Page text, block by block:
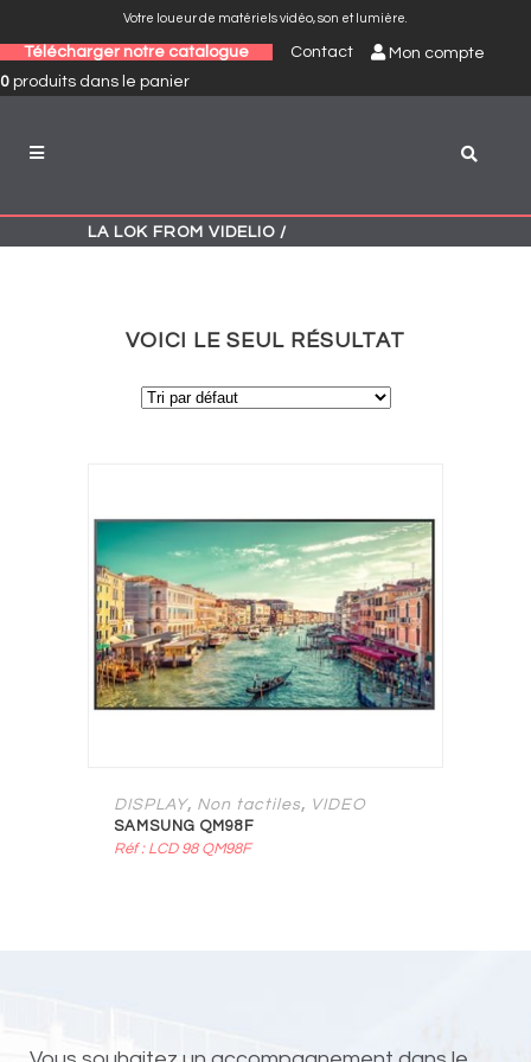
Votre loueur de matériels vidéo, son et lumière.
Télécharger notre catalogue Contact
Mon compte
0 produits dans le panier
LA LOK FROM VIDELIO /
VOICI LE SEUL RÉSULTAT
DISPLAY, Non tactiles, VIDEO
SAMSUNG QM98F
Réf : LCD 98 QM98F